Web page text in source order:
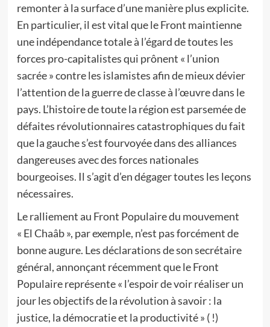
remonter à la surface d’une manière plus explicite.
En particulier, il est vital que le Front maintienne
une indépendance totale à l’égard de toutes les
forces pro-capitalistes qui prônent « l’union
sacrée » contre les islamistes afin de mieux dévier
l’attention de la guerre de classe à l’œuvre dans le
pays. L’histoire de toute la région est parsemée de
défaites révolutionnaires catastrophiques du fait
que la gauche s’est fourvoyée dans des alliances
dangereuses avec des forces nationales
bourgeoises. Il s’agit d’en dégager toutes les leçons
nécessaires.
Le ralliement au Front Populaire du mouvement
« El Chaâb », par exemple, n’est pas forcément de
bonne augure. Les déclarations de son secrétaire
général, annonçant récemment que le Front
Populaire représente « l’espoir de voir réaliser un
jour les objectifs de la révolution à savoir : la
justice, la démocratie et la productivité » ( !)